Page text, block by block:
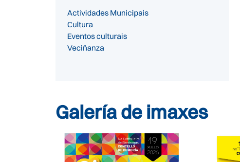
Actividades Municipais
Cultura
Eventos culturais
Veciñanza
Galería de imaxes